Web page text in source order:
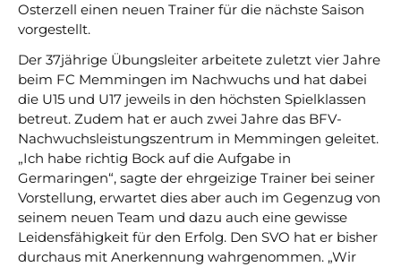
Osterzell einen neuen Trainer für die nächste Saison
vorgestellt.
Der 37jährige Übungsleiter arbeitete zuletzt vier Jahre
beim FC Memmingen im Nachwuchs und hat dabei
die U15 und U17 jeweils in den höchsten Spielklassen
betreut. Zudem hat er auch zwei Jahre das BFV-
Nachwuchsleistungszentrum in Memmingen geleitet.
„Ich habe richtig Bock auf die Aufgabe in
Germaringen“, sagte der ehrgeizige Trainer bei seiner
Vorstellung, erwartet dies aber auch im Gegenzug von
seinem neuen Team und dazu auch eine gewisse
Leidensfähigkeit für den Erfolg. Den SVO hat er bisher
durchaus mit Anerkennung wahrgenommen. „Wir